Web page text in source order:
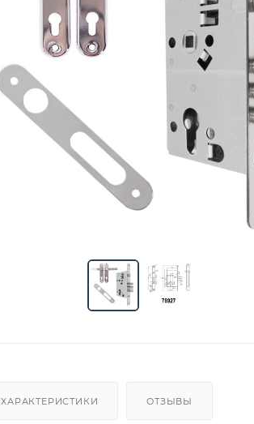
ХАРАКТЕРИСТИКИ ОТЗЫВЫ